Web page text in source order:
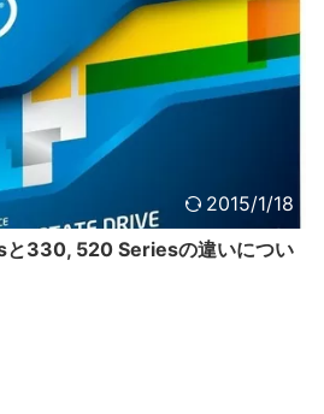
2015/1/18
330, 520 Seriesの違いについ